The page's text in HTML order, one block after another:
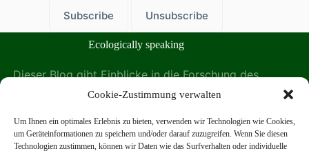
Cookie-Zustimmung verwalten
Um Ihnen ein optimales Erlebnis zu bieten, verwenden wir Technologien wie Cookies,
um Geräteinformationen zu speichern und/oder darauf zuzugreifen. Wenn Sie diesen
Technologien zustimmen, können wir Daten wie das Surfverhalten oder individuelle
Ecologically speaking
Dieser Blog gibt Einblicke in die Forschung des
Instituts für Ökologie der Leuphana Universität
Lüneburg.
Das Institut für Ökologie auf der Leuphana Website
finden Sie hier: